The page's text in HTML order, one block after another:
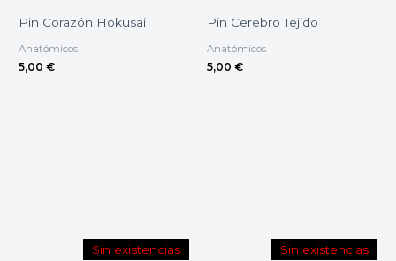
Pin Corazón Hokusai
Anatómicos
5,00 €
Pin Cerebro Tejido
Anatómicos
5,00 €
Sin existencias Sin existencias